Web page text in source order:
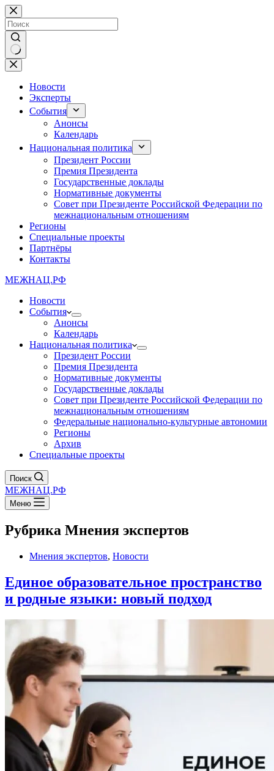
Перейти
к
сути
Ничего
не
найденоНовости
Эксперты
События
Анонсы
Календарь
Национальная политика
Президент России
Премия Президента
Государственные доклады
Нормативные документы
Совет при Президенте Российской Федерации по
межнациональным отношениям
Регионы
Специальные проекты
Партнёры
Контакты
МЕЖНАЦ.РФ
Новости
События
Анонсы
Календарь
Национальная политика
Президент России
Премия Президента
Нормативные документы
Государственные доклады
Совет при Президенте Российской Федерации по
межнациональным отношениям
Федеральные национально-культурные автономии
Регионы
Архив
Специальные проекты
Поиск
МЕЖНАЦ.РФ
Меню
Рубрика Мнения экспертов
Мнения экспертов, Новости
Единое образовательное пространство
и родные языки: новый подход